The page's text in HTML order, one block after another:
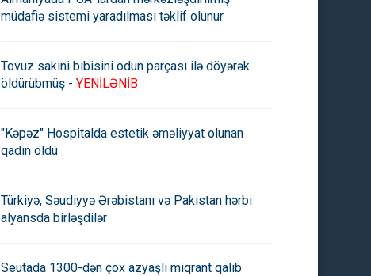
müdafiə sistemi yaradılması təklif olunur
Tovuz sakini bibisini odun parçası ilə döyərək
öldürübmüş - YENİLƏNİB
"Kəpəz" Hospitalda estetik əməliyyat olunan
qadın öldü
Türkiyə, Səudiyyə Ərəbistanı və Pakistan hərbi
alyansda birləşdilər
Seutada 1300-dən çox azyaşlı miqrant qalıb